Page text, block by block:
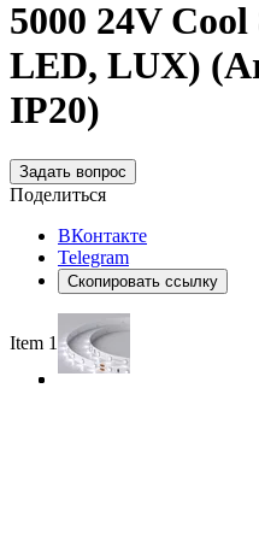
5000 24V
LED, LUX)
IP20)
Задать вопрос
Поделиться
ВКонтакте
Telegram
Скопировать ссылку
Item 1 of 3